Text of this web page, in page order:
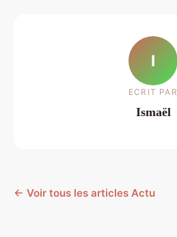
I
ECRIT PAR
Ismaël
← Voir tous les articles Actu